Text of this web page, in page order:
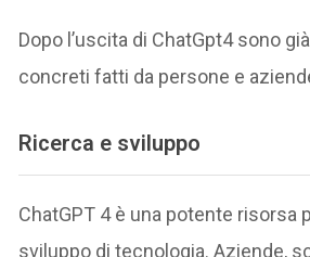
Dopo l’uscita di ChatGpt4 sono
concreti fatti da persone e
Ricerca e sviluppo
ChatGPT 4 è una potente risorsa
sviluppo di tecnologia. Aziende,